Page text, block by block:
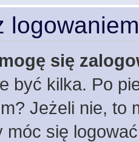
się
być kilka. Po
Jeżeli nie, to
się